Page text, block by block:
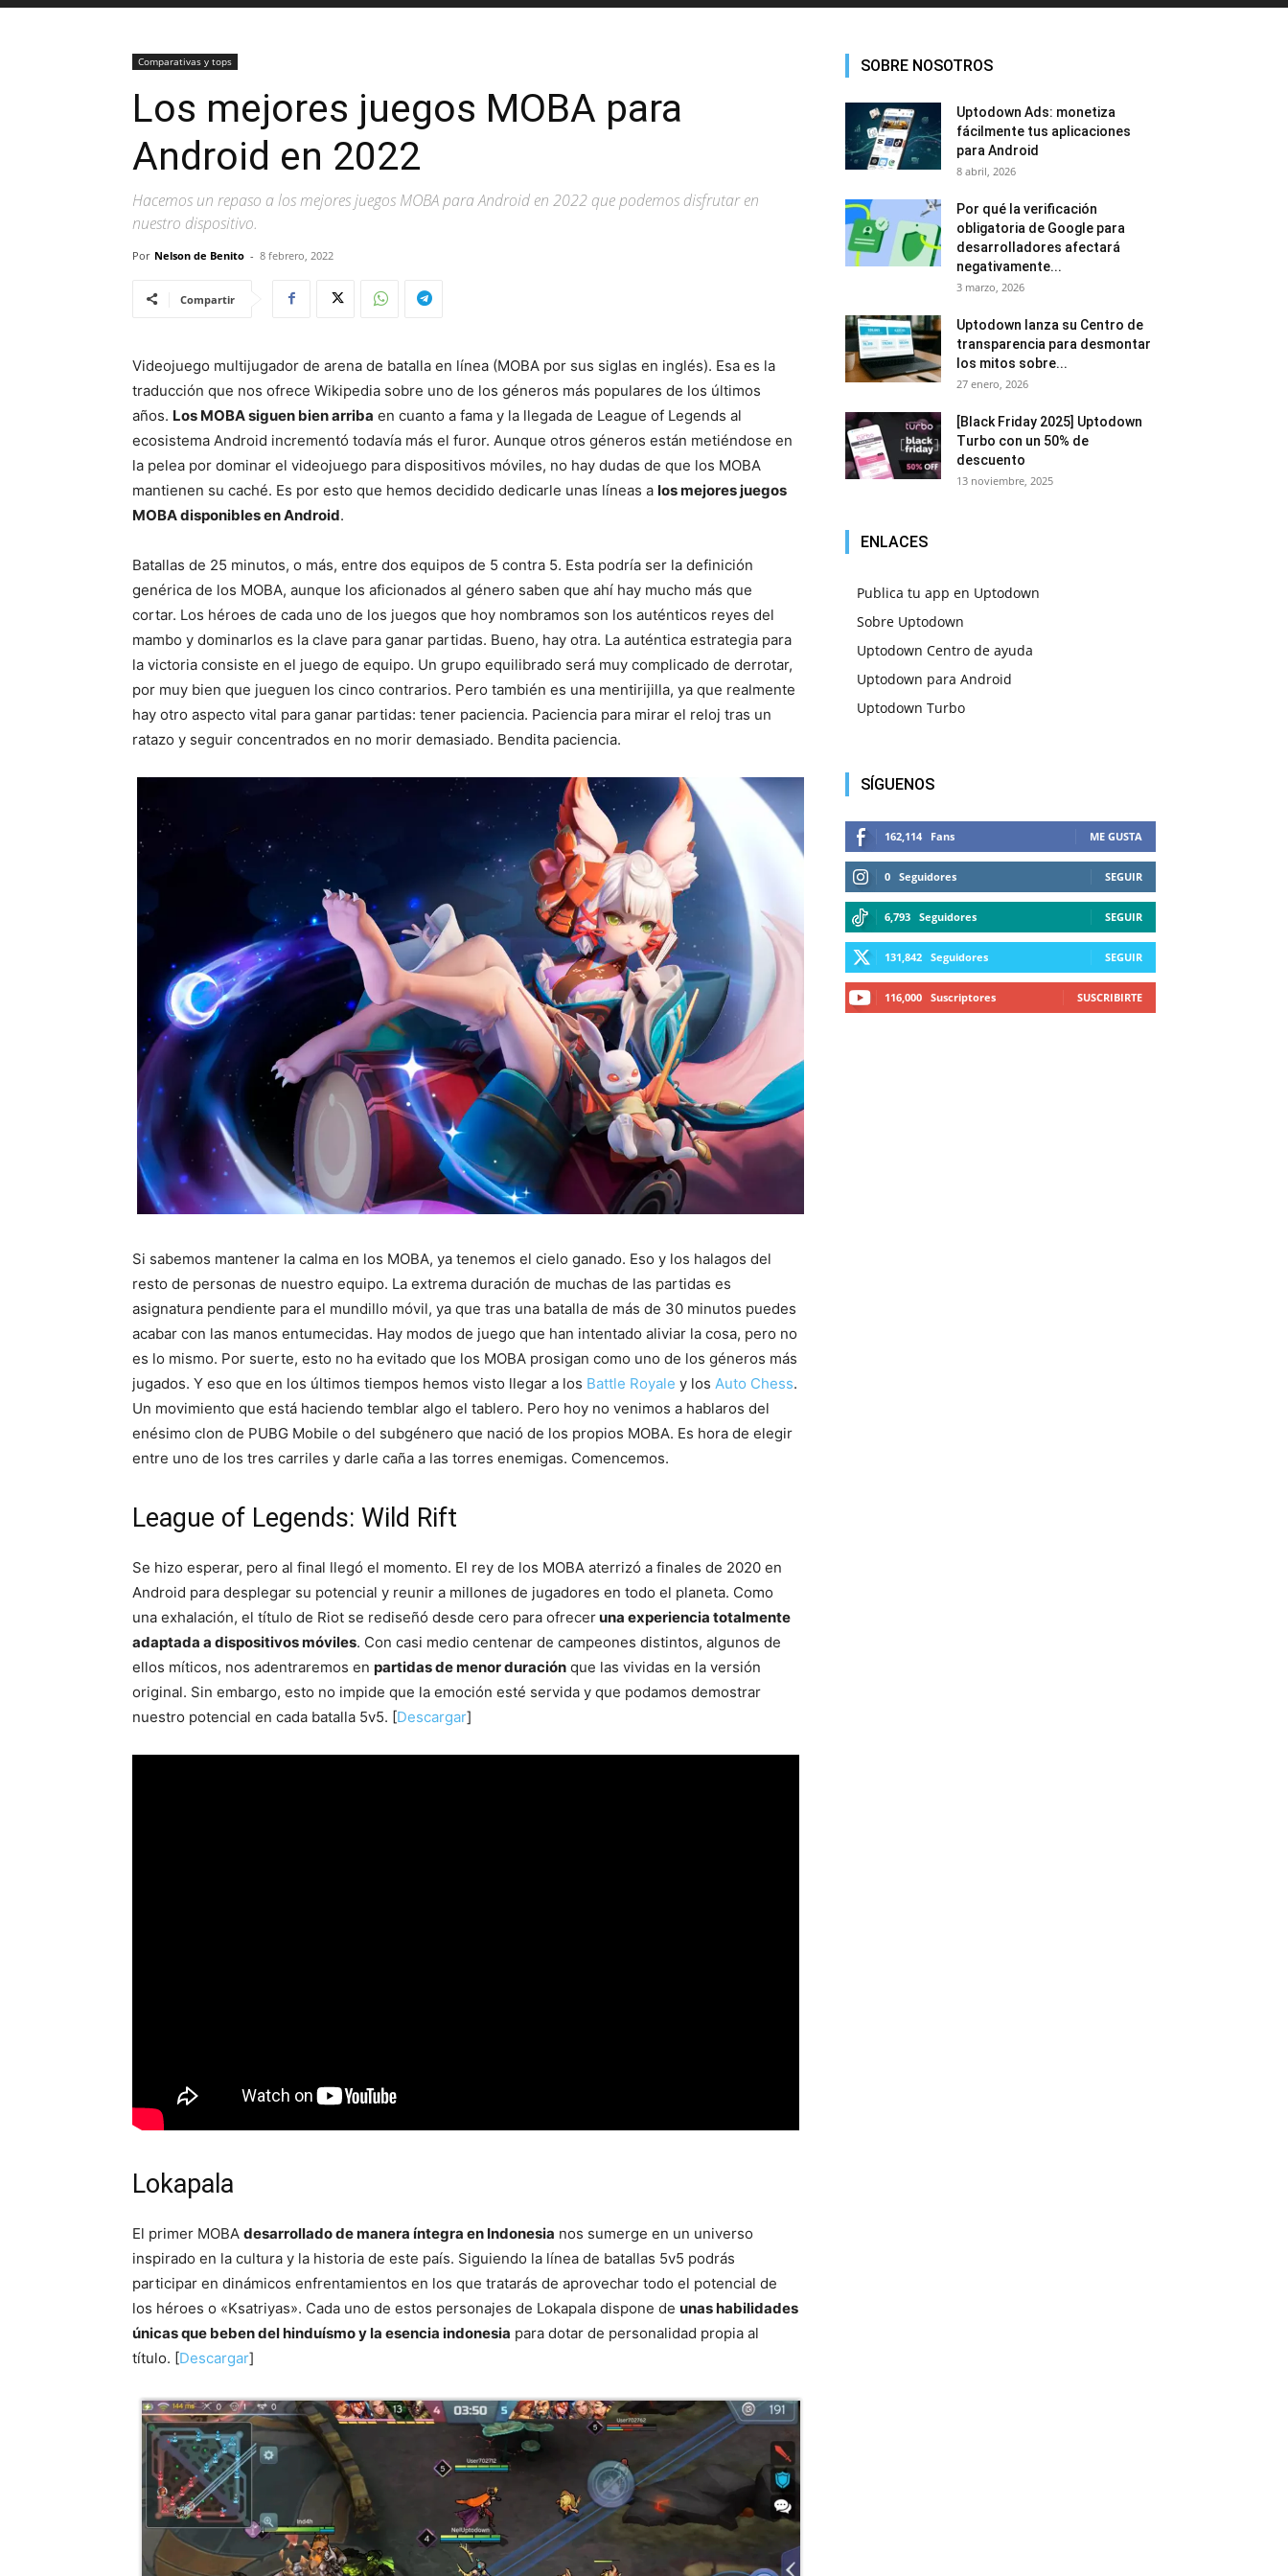
Comparativas y tops
Los mejores juegos MOBA para
Android en 2022
Hacemos un repaso a los mejores juegos MOBA para Android en 2022 que podemos disfrutar en
nuestro dispositivo.
Por Nelson de Benito - 8 febrero, 2022
Compartir
Videojuego multijugador de arena de batalla en línea (MOBA por sus siglas en inglés). Esa es la
traducción que nos ofrece Wikipedia sobre uno de los géneros más populares de los últimos
años. Los MOBA siguen bien arriba en cuanto a fama y la llegada de League of Legends al
ecosistema Android incrementó todavía más el furor. Aunque otros géneros están metiéndose en
la pelea por dominar el videojuego para dispositivos móviles, no hay dudas de que los MOBA
mantienen su caché. Es por esto que hemos decidido dedicarle unas líneas a los mejores juegos
MOBA disponibles en Android.
Batallas de 25 minutos, o más, entre dos equipos de 5 contra 5. Esta podría ser la definición
genérica de los MOBA, aunque los aficionados al género saben que ahí hay mucho más que
cortar. Los héroes de cada uno de los juegos que hoy nombramos son los auténticos reyes del
mambo y dominarlos es la clave para ganar partidas. Bueno, hay otra. La auténtica estrategia para
la victoria consiste en el juego de equipo. Un grupo equilibrado será muy complicado de derrotar,
por muy bien que jueguen los cinco contrarios. Pero también es una mentirijilla, ya que realmente
hay otro aspecto vital para ganar partidas: tener paciencia. Paciencia para mirar el reloj tras un
ratazo y seguir concentrados en no morir demasiado. Bendita paciencia.
Si sabemos mantener la calma en los MOBA, ya tenemos el cielo ganado. Eso y los halagos del
resto de personas de nuestro equipo. La extrema duración de muchas de las partidas es
asignatura pendiente para el mundillo móvil, ya que tras una batalla de más de 30 minutos puedes
acabar con las manos entumecidas. Hay modos de juego que han intentado aliviar la cosa, pero no
es lo mismo. Por suerte, esto no ha evitado que los MOBA prosigan como uno de los géneros más
jugados. Y eso que en los últimos tiempos hemos visto llegar a los Battle Royale y los Auto Chess.
Un movimiento que está haciendo temblar algo el tablero. Pero hoy no venimos a hablaros del
enésimo clon de PUBG Mobile o del subgénero que nació de los propios MOBA. Es hora de elegir
entre uno de los tres carriles y darle caña a las torres enemigas. Comencemos.
League of Legends: Wild Rift
Se hizo esperar, pero al final llegó el momento. El rey de los MOBA aterrizó a finales de 2020 en
Android para desplegar su potencial y reunir a millones de jugadores en todo el planeta. Como
una exhalación, el título de Riot se rediseñó desde cero para ofreceruna experiencia totalmente
adaptada a dispositivos móviles. Con casi medio centenar de campeones distintos, algunos de
ellos míticos, nos adentraremos en partidas de menor duración que las vividas en la versión
original. Sin embargo, esto no impide que la emoción esté servida y que podamos demostrar
nuestro potencial en cada batalla 5v5. [Descargar]
Lokapala
El primer MOBA desarrollado de manera íntegra en Indonesia nos sumerge en un universo
inspirado en la cultura y la historia de este país. Siguiendo la línea de batallas 5v5 podrás
participar en dinámicos enfrentamientos en los que tratarás de aprovechar todo el potencial de
los héroes o «Ksatriyas». Cada uno de estos personajes de Lokapala dispone de unas habilidades
únicas que beben del hinduísmo y la esencia indonesia para dotar de personalidad propia al
título. [Descargar]
SOBRE NOSOTROS
Uptodown Ads: monetiza
fácilmente tus aplicaciones
para Android
8 abril, 2026
Por qué la verificación
obligatoria de Google para
desarrolladores afectará
negativamente...
3 marzo, 2026
Uptodown lanza su Centro de
transparencia para desmontar
los mitos sobre...
27 enero, 2026
[Black Friday 2025] Uptodown
Turbo con un 50% de
descuento
13 noviembre, 2025
ENLACES
Publica tu app en Uptodown
Sobre Uptodown
Uptodown Centro de ayuda
Uptodown para Android
Uptodown Turbo
SÍGUENOS
162,114 Fans ME GUSTA
0 Seguidores SEGUIR
6,793 Seguidores SEGUIR
131,842 Seguidores SEGUIR
116,000 Suscriptores SUSCRIBIRTE